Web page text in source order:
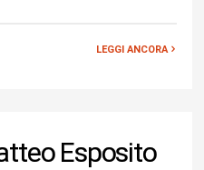
LEGGI ANCORA
Esposito